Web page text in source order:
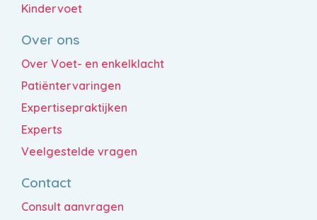
Kindervoet
Over ons
Over Voet- en enkelklacht
Patiëntervaringen
Expertisepraktijken
Experts
Veelgestelde vragen
Contact
Consult aanvragen